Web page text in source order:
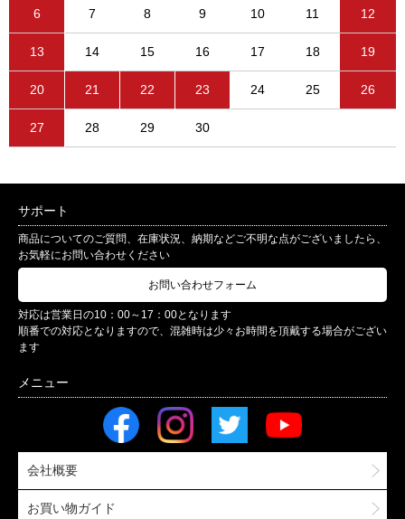
6 7 8 9 10 11 12
13 14 15 16 17 18 19
20 21 22 23 24 25 26
27 28 29 30
サポート
商品についてのご質問、在庫状況、納期などご不明な点がございましたら、
お気軽にお問い合わせください
お問い合わせフォーム
対応は営業日の10：00～17：00となります
順番での対応となりますので、混雑時は少々お時間を頂戴する場合がござい
ます
会社概要
お買い物ガイド